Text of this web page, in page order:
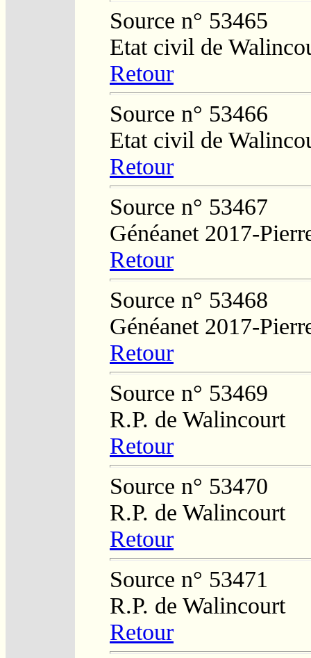
Source n° 53465
Etat civil de
Retour
Source n° 53466
Etat civil de
Retour
Source n° 53467
Généanet 2017-
Retour
Source n° 53468
Généanet 2017-
Retour
Source n° 53469
R.P. de Walincourt
Retour
Source n° 53470
R.P. de Walincourt
Retour
Source n° 53471
R.P. de Walincourt
Retour